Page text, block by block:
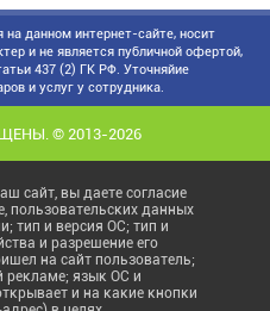
данном интернет-сайте, носит
и не является публичной офертой,
437 (2) ГК РФ. Уточняйие
и услуг у сотрудника.
© 2013-2026
сайт, вы даете согласие
пользовательских данных
тип и версия ОС; тип и
и разрешение его
на сайт пользователь;
рекламе; язык ОС и
и на какие кнопки